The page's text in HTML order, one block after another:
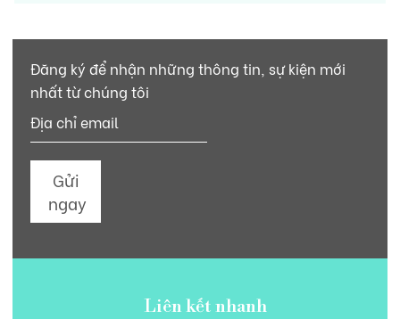
Đăng ký để nhận những thông tin, sự kiện mới
nhất từ chúng tôi
Gửi
ngay
Liên kết nhanh